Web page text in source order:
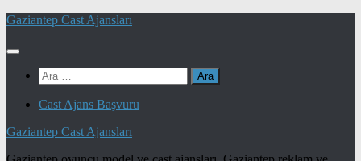
Skip
content
Gaziantep Cast Ajansları
Arama:
Cast Ajans Başvuru
Gaziantep Cast Ajansları